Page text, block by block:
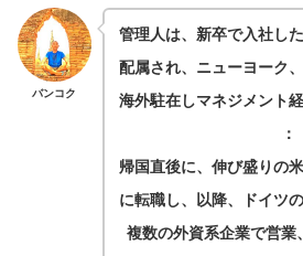
バンコク
管理人は、新卒で入社し
配属され、ニューヨーク
海外駐在しマネジメント
：
帰国直後に、伸び盛りの
に転職し、以降、ドイツ
複数の外資系企業で営業